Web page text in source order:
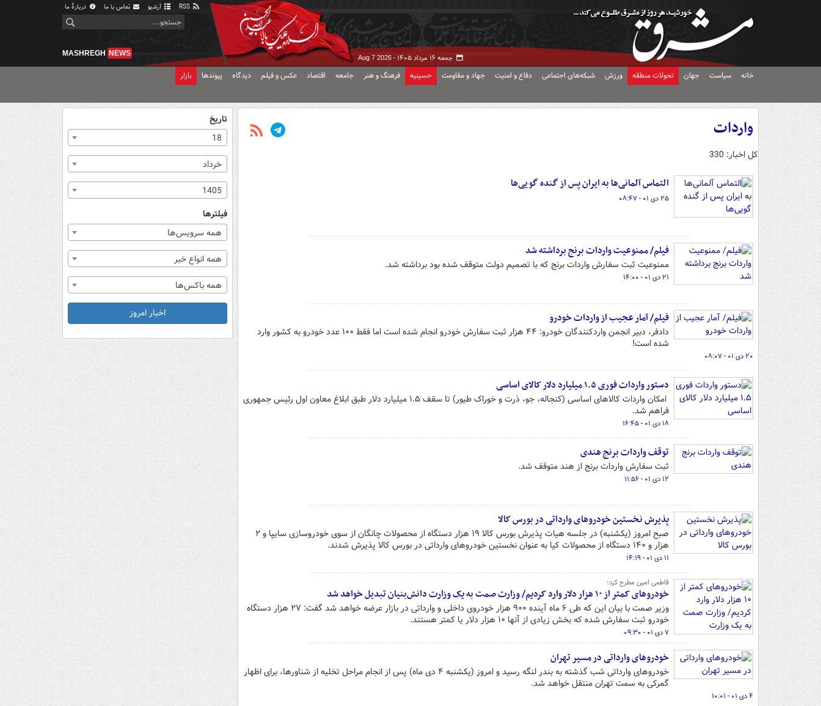
آرشیو تماس با ما دربارهٔ ما
جمعه ۱۶ مرداد ۱۴۰۵ - Aug 7 2026
MASHREGH NEWS
خانه سیاست جهان تحولات منطقه ورزش شبکه‌های اجتماعی دفاع و امنیت جهاد و مقاومت حسینیه فرهنگ و هنر جامعه اقتصاد عکس و فیلم دیدگاه پیوندها بازار
واردات
کل اخبار: 330
التماس آلمانی‌ها به ایران پس از گنده گویی‌ها
۲۵ دی ۰۱ - ۰۸:۴۷
فیلم/ ممنوعیت واردات برنج برداشته شد
ممنوعیت ثبت سفارش واردات برنج که با تصمیم دولت متوقف شده بود برداشته شد.
۲۱ دی ۰۱ - ۱۴:۰۰
فیلم/ آمار عجیب از واردات خودرو
دادفر، دبیر انجمن واردکنندگان خودرو: ۴۴ هزار ثبت سفارش خودرو انجام شده است اما فقط ۱۰۰ عدد خودرو به کشور وارد
شده است!
۲۰ دی ۰۱ - ۰۸:۰۷
دستور واردات فوری ۱.۵ میلیارد دلار کالای اساسی
​ امکان واردات کالاهای اساسی (کنجاله، جو،‌ ذرت و خوراک طیور) تا سقف ۱.۵ میلیارد دلار طبق ابلاغ معاون اول رئیس جمهوری
فراهم شد.
۱۸ دی ۰۱ - ۱۶:۴۵
توقف واردات برنج هندی
ثبت سفارش واردات برنج از هند متوقف شد.
۱۲ دی ۰۱ - ۱۱:۵۶
پذیرش نخستین خودروهای وارداتی در بورس کالا
صبح امروز (یکشنبه) در جلسه هیات پذیرش بورس کالا ۱۹ هزار دستگاه از محصولات چانگان از سوی خودروسازی سایپا و ۲
هزار و ۱۴۰ دستگاه از محصولات کیا به عنوان نخستین خودروهای وارداتی در بورس کالا پذیرش شدند.
۱۱ دی ۰۱ - ۱۴:۱۹
فاطمی امین مطرح کرد؛
خودروهای کمتر از ۱۰ هزار دلار وارد کردیم/ وزارت صمت به یک وزارت دانش‌بنیان تبدیل خواهد شد
وزیر صمت با بیان این که طی ۶ ماه آینده ۹۰۰ هزار خودروی داخلی و وارداتی در بازار عرضه خواهد شد گفت: ۲۷ هزار دستگاه
خودرو ثبت سفارش شده که بخش زیادی از آنها ۱۰ هزار دلار یا کمتر هستند.
۷ دی ۰۱ - ۰۹:۳۰
خودروهای وارداتی در مسیر تهران
خودروهای وارداتی شب گذشته به بندر لنگه رسید و امروز (یکشنبه ۴ دی ماه) پس از انجام مراحل تخلیه از شناورها، برای اظهار
گمرکی به سمت تهران منتقل خواهد شد.
۴ دی ۰۱ - ۱۰:۰۱
تاریخ
18
خرداد
1405
فیلترها
همه سرویس‌ها
همه انواع خبر
همه باکس‌ها
اخبار امروز